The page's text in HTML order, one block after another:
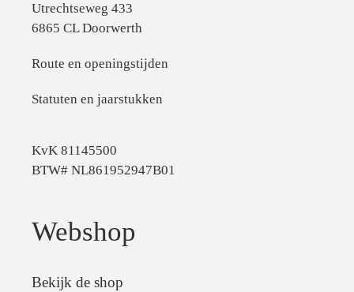
Utrechtseweg 433
6865 CL Doorwerth
Route en openingstijden
Statuten en jaarstukken
KvK 81145500
BTW# NL861952947B01
Webshop
Bekijk de shop